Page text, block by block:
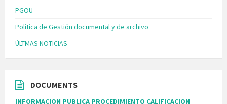
PGOU
Política de Gestión documental y de archivo
ÚLTMAS NOTICIAS
DOCUMENTS
INFORMACION PUBLICA PROCEDIMIENTO CALIFICACION